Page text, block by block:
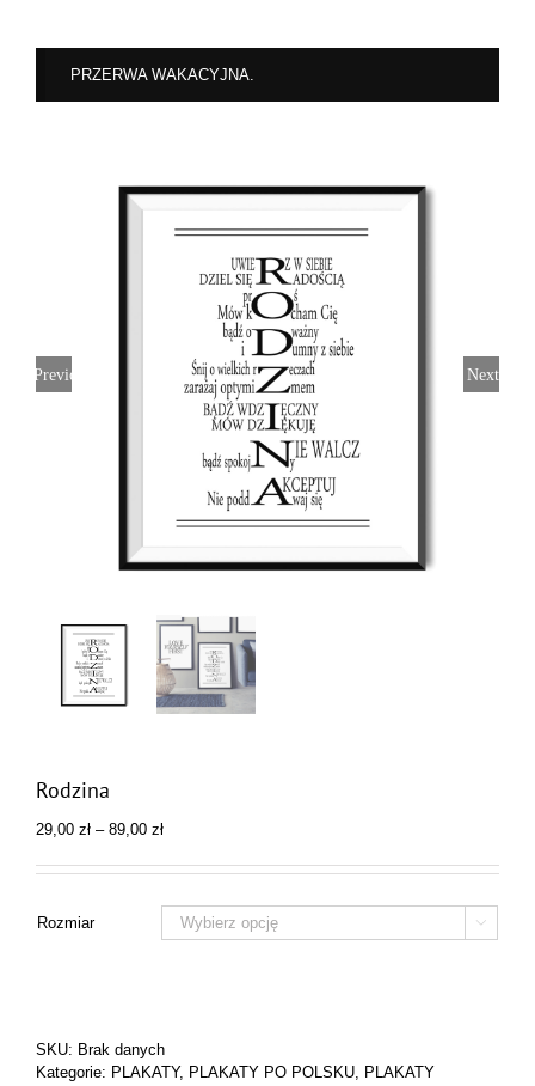
PRZERWA WAKACYJNA.
Previous Next
Rodzina
29,00 zł – 89,00 złZakres
od
89,00 zł
Rozmiar 
SKU: Brak danych
Kategorie: PLAKATY, PLAKATY PO POLSKU, PLAKATY